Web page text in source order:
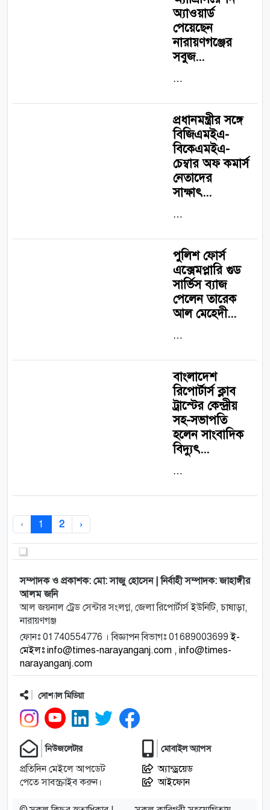
অ্যাওয়ার্ড
পেয়েছেন
নারায়ণগঞ্জের
সবুজ...
…
প্রধানমন্ত্রীর সঙ্গে
বিজিএমইএ-
বিকেএমইএ-
চেম্বার অফ কমার্স
নেতাদের
সাক্ষাৎ...
…
পুলিশ ফোর্স
এক্সেমপ্লারি গুড
সার্ভিস ব্যাজ
পেলেন তারেক
আল মেহেদী...
…
বাংলাদেশ
রিপোর্টার্স ক্লাব
ট্রাস্টের কেন্দ্রীয়
সহ-সভাপতি
হলেন সাংবাদিক
বিদ্যুৎ...
…
‹ 1 2 ›
সম্পাদক ও প্রকাশক: মো: সাজু হোসেন | নির্বাহী সম্পাদক: জাহাঙ্গীর
আলম জনি
আল জয়নাল ট্রেড সেন্টার সংলগ্ন, জেলা রিপোর্টার্স ইউনিটি, চাষাড়া,
নারায়ণগঞ্জ
ফোনঃ 01740554776 । বিজ্ঞাপন বিভাগঃ 01689003699ই-
মেইলঃ info@times-narayanganj.com , info@times-
narayanganj.com
সোশ্যাল মিডিয়া
নিউজলেটার
প্রতিদিন মেইলে আপডেট
পেতে সাবস্ক্রাইব করুন।
মোবাইল অ্যাপস
অ্যান্ড্রয়েড
আইফোন